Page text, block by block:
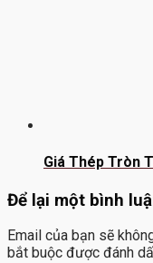
Giá Thép Tròn
Để lại một bình
Email của bạn sẽ
bắt buộc được đánh